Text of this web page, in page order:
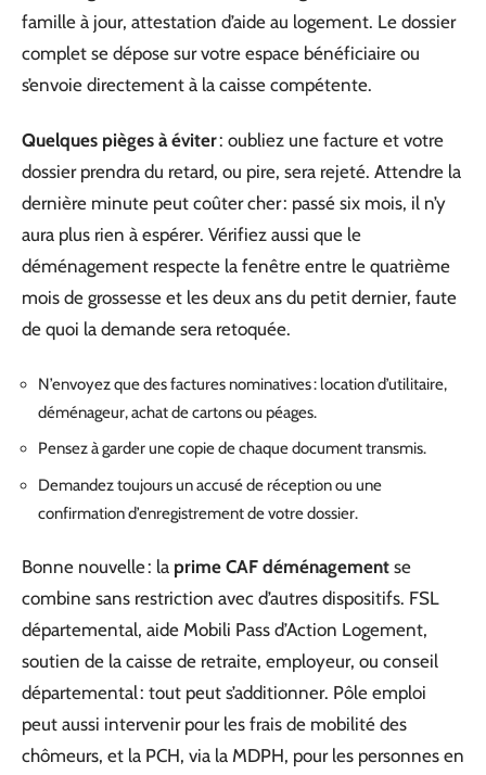
famille à jour, attestation d’aide au logement. Le dossier
complet se dépose sur votre espace bénéficiaire ou
s’envoie directement à la caisse compétente.
Quelques pièges à éviter: oubliez une facture et votre
dossier prendra du retard, ou pire, sera rejeté. Attendre la
dernière minute peut coûter cher : passé six mois, il n’y
aura plus rien à espérer. Vérifiez aussi que le
déménagement respecte la fenêtre entre le quatrième
mois de grossesse et les deux ans du petit dernier, faute
de quoi la demande sera retoquée.
N’envoyez que des factures nominatives : location d’utilitaire,
déménageur, achat de cartons ou péages.
Pensez à garder une copie de chaque document transmis.
Demandez toujours un accusé de réception ou une
confirmation d’enregistrement de votre dossier.
Bonne nouvelle : la prime CAF déménagement se
combine sans restriction avec d’autres dispositifs. FSL
départemental, aide Mobili Pass d’Action Logement,
soutien de la caisse de retraite, employeur, ou conseil
départemental : tout peut s’additionner. Pôle emploi
peut aussi intervenir pour les frais de mobilité des
chômeurs, et la PCH, via la MDPH, pour les personnes en